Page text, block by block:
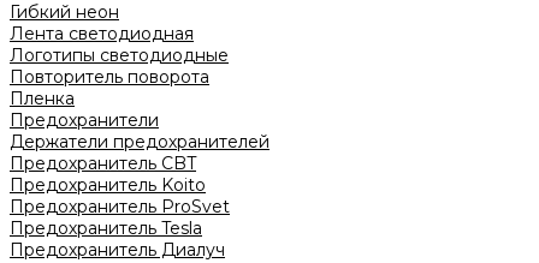
Гибкий неон
Лента светодиодная
Логотипы светодиодные
Повторитель поворота
Пленка
Предохранители
Держатели предохранителей
Предохранитель CBT
Предохранитель Koito
Предохранитель ProSvet
Предохранитель Tesla
Предохранитель Диалуч